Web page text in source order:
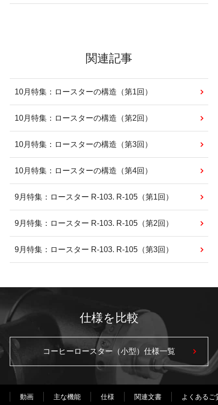
関連記事
10月特集：ロースターの構造（第1回）
10月特集：ロースターの構造（第2回）
10月特集：ロースターの構造（第3回）
10月特集：ロースターの構造（第4回）
9月特集：ロースター R-103. R-105（第1回）
9月特集：ロースター R-103. R-105（第2回）
9月特集：ロースター R-103. R-105（第3回）
仕様を比較
コーヒーロースター（小型）仕様一覧
動画 主な機能 仕様 関連文書 よくあるご